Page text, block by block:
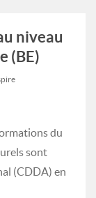
niveau
(BE)
du
sont
(CDDA) en